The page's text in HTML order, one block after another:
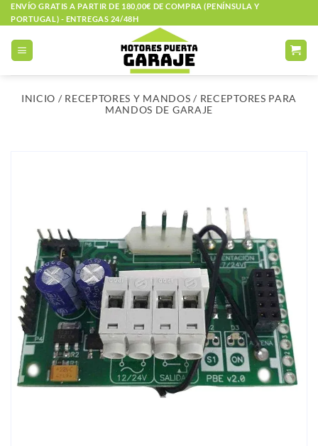
Saltar
al
contenido
ENVÍO GRATIS A PARTIR DE 180,00€ DE COMPRA (PENÍNSULA Y
PORTUGAL) - ENTREGAS 24/48H
INICIO / RECEPTORES Y MANDOS / RECEPTORES PARA
MANDOS DE GARAJE